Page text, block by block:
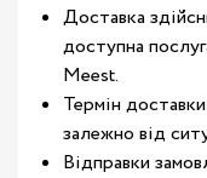
Доставка
доступна
Meest.
Термін
залежно від
Відправки